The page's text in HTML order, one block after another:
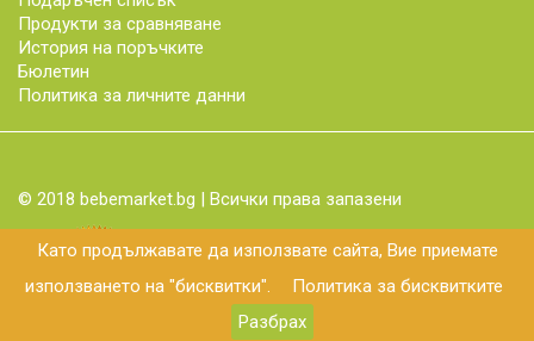
Като продължавате да използвате сайта, Вие приемате
използването на "бисквитки".
Политика за бисквитките
Разбрах
Продукти за сравняване
История на поръчките
Бюлетин
Политика за личните данни
© 2018 bebemarket.bg | Всички права запазени